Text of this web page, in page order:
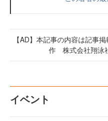
【AD】本記事の内容は記事
作 株式会社翔泳
イベント